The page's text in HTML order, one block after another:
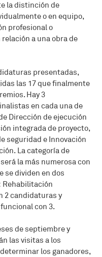
la distinción de
o en equipo,
profesional o
a una obra de
presentadas,
las 17 que finalmente
Hay 3
en cada una de
Dirección de ejecución
integrada de proyecto,
seguridad e Innovación
La categoría de
la más numerosa con
se dividen en dos
Rehabilitación
2 candidaturas y
con 3.
de septiembre y
las visitas a los
los ganadores,